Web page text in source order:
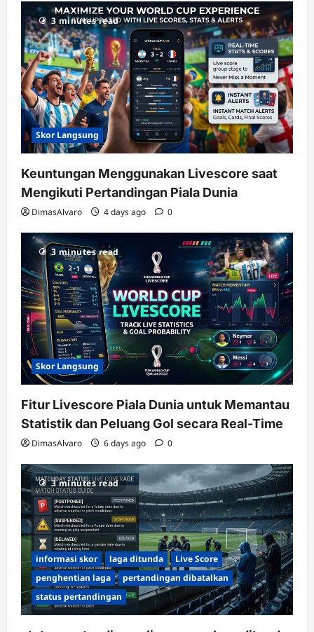
3 minutes read
Skor Langsung
Keuntungan Menggunakan Livescore saat
Mengikuti Pertandingan Piala Dunia
DimasAlvaro 4 days ago 0
3 minutes read
Skor Langsung
Fitur Livescore Piala Dunia untuk Memantau
Statistik dan Peluang Gol secara Real-Time
DimasAlvaro 6 days ago 0
3 minutes read
informasi skor laga ditunda
Live Score
penghentian laga
pertandingan dibatalkan
status pertandingan